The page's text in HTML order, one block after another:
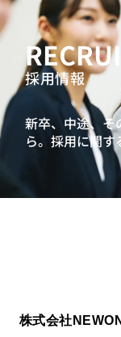
採用情報
新卒、中途、そ
ら。採用に関す
株式会社